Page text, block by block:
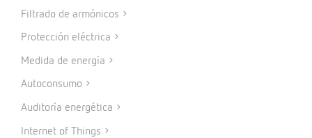
Filtrado de armónicos
Protección eléctrica
Medida de energía
Autoconsumo
Auditoría energética
Internet of Things